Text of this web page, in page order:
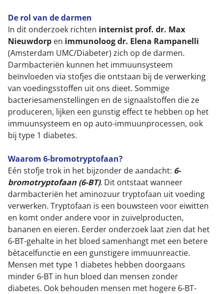
De rol van de darmen
In dit onderzoek richten internist prof. dr. Max
Nieuwdorp en immunoloog dr. Elena Rampanelli
(Amsterdam UMC/Diabeter) zich op de darmen.
Darmbacteriën kunnen het immuunsysteem
beïnvloeden via stofjes die ontstaan bij de verwerking
van voedingsstoffen uit ons dieet. Sommige
bacteriesamenstellingen en de signaalstoffen die ze
produceren, lijken een gunstig effect te hebben op het
immuunsysteem en op auto-immuunprocessen, ook
bij type 1 diabetes.
Waarom 6-bromotryptofaan?
Eén stofje trok in het bijzonder de aandacht: 6-
bromotryptofaan (6-BT). Dit ontstaat wanneer
darmbacteriën het aminozuur tryptofaan uit voeding
verwerken. Tryptofaan is een bouwsteen voor eiwitten
en komt onder andere voor in zuivelproducten,
bananen en eieren. Eerder onderzoek laat zien dat het
6-BT-gehalte in het bloed samenhangt met een betere
bètacelfunctie en een gunstigere immuunreactie.
Mensen met type 1 diabetes hebben doorgaans
minder 6-BT in hun bloed dan mensen zonder
diabetes. Ook behouden mensen met hogere 6-BT-